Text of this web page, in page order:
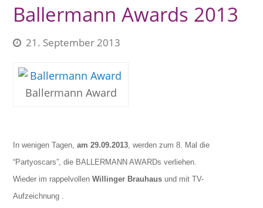
Ballermann Awards 2013
21. September 2013
Ballermann Award
In wenigen Tagen,am 29.09.2013, werden zum 8. Mal die
“Partyoscars”, die BALLERMANN AWARDs verliehen.
Wieder im rappelvollenWillinger Brauhaus und mit TV-
Aufzeichnung .